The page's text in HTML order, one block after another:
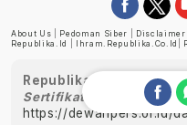
About Us Pedoman Siber
Disclaimer
Republika.id
Ihram.republika.co.id
Republika telah
Sertifikat Nomor 1058/
https://dewanpers.or.id/